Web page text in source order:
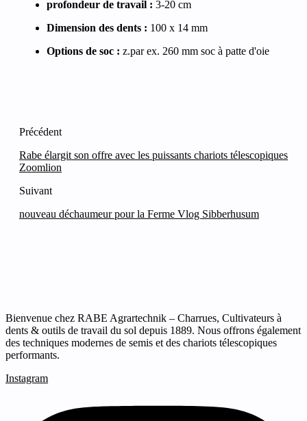
profondeur de travail : 3-20 cm
Dimension des dents : 100 x 14 mm
Options de soc : z.par ex. 260 mm soc à patte d'oie
Précédent
Rabe élargit son offre avec les puissants chariots télescopiques
Zoomlion
Suivant
nouveau déchaumeur pour la Ferme Vlog Sibberhusum
Bienvenue chez RABE Agrartechnik – Charrues, Cultivateurs à
dents & outils de travail du sol depuis 1889. Nous offrons également
des techniques modernes de semis et des chariots télescopiques
performants.
Instagram